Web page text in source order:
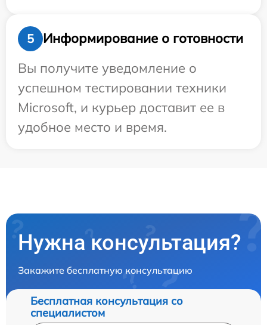
5
Информирование о готовности
Вы получите уведомление о
успешном тестировании техники
Microsoft, и курьер доставит ее в
удобное место и время.
Нужна консультация?
Закажите бесплатную консультацию
Бесплатная консультация со
специалистом